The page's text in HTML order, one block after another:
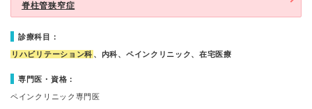
脊柱管狭窄症
診療科目：
リハビリテーション科 、内科、ペインクリニック、在宅医療
専門医・資格：
ペインクリニック専門医